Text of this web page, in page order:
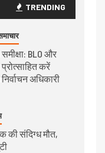
TRENDING
BLO और
करें
अधिकारी
की संदिग्ध मौत,